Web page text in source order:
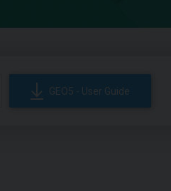
GEO5 - User Guide